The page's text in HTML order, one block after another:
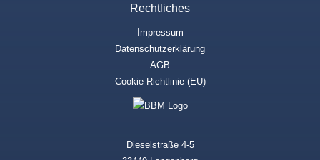
Rechtliches
Impressum
Datenschutzerklärung
AGB
Cookie-Richtlinie (EU)
Dieselstraße 4-5